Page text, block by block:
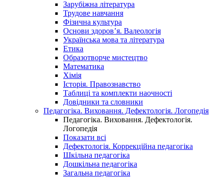
Зарубіжна література
Трудове навчання
Фізична культура
Основи здоров’я. Валеологія
Українська мова та література
Етика
Образотворче мистецтво
Математика
Хімія
Історія. Правознавство
Таблиці та комплекти наочності
Довідники та словники
Педагогіка. Виховання. Дефектологія. Логопедія
Педагогіка. Виховання. Дефектологія.
Логопедія
Показати всі
Дефектологія. Коррекційна педагогіка
Шкільна педагогіка
Дошкільна педагогіка
Загальна педагогіка